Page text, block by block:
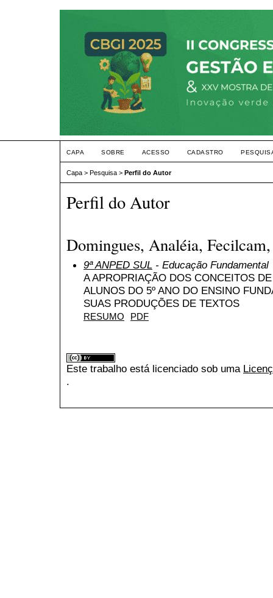
CAPA SOBRE ACESSO CADASTRO
Capa > Pesquisa > Perfil do Autor
Perfil do Autor
Domingues, Analéia,
9ª ANPED SUL - Educação Fundamental
A APROPRIAÇÃO DOS CONCEITOS
ALUNOS DO 5º ANO DO ENSINO
SUAS PRODUÇÕES DE TEXTOS
RESUMO PDF
Este trabalho está licenciado sob uma
.